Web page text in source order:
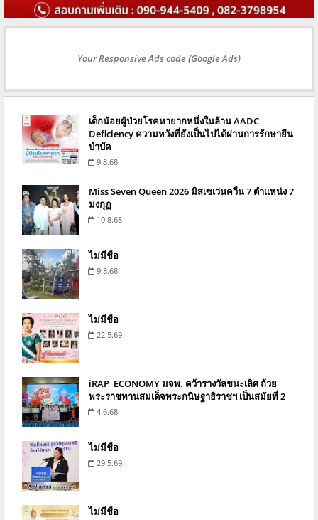
Your Responsive Ads code (Google Ads)
เด็กน้อยผู้ป่วยโรคหายากหนึ่งในล้าน AADC
Deficiency ความหวังที่ยังเป็นไปได้ผ่านการรักษายีน
บำบัด
9.8.68
Miss Seven Queen 2026 มิสเซเว่นควีน 7 ตำแหน่ง 7
มงกุฏ
10.8.68
ไม่มีชื่อ
9.8.68
ไม่มีชื่อ
22.5.69
iRAP_ECONOMY มจพ. คว้ารางวัลชนะเลิศ ถ้วย
พระราชทานสมเด็จพระกนิษฐาธิราชฯ เป็นสมัยที่ 2
4.6.68
ไม่มีชื่อ
29.5.69
ไม่มีชื่อ